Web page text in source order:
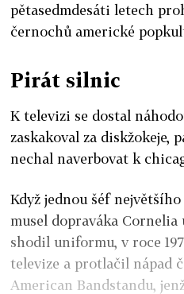
pětasedmdesáti letech
černochů americké
Pirát silnic
K televizi se dostal
zaskakoval za diskžokeje,
nechal naverbovat k
Když jednou šéf
musel dopraváka
shodil uniformu, v roce
televize a protlačil nápad
American Bandstandu,